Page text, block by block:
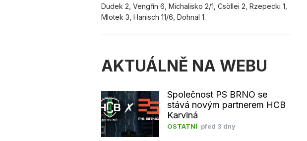
Dudek 2, Vengřín 6, Michalisko 2/1, Csöllei 2, Rzepecki 1,
Mlotek 3, Hanisch 11/6, Dohnal 1.
AKTUÁLNĚ NA WEBU
Společnost PS BRNO se
stává novým partnerem HCB
Karviná
OSTATNÍ před 3 dny